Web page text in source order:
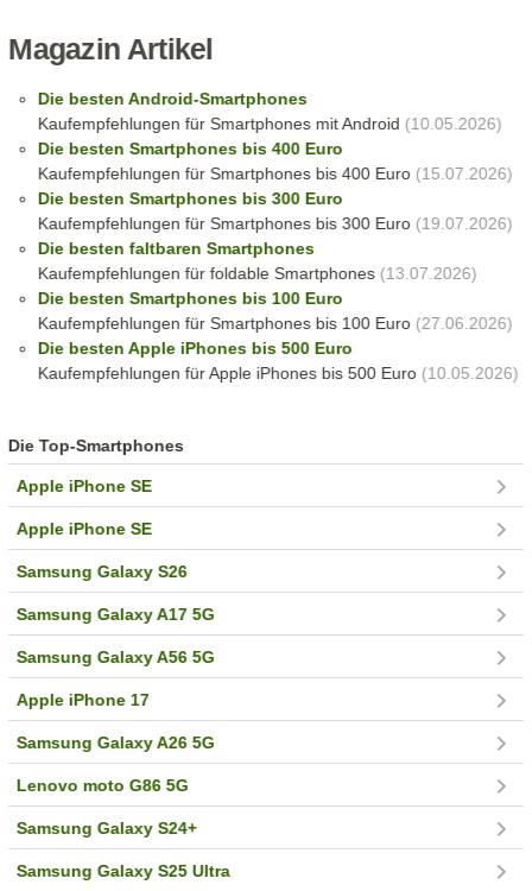
Magazin Artikel
Die besten Android-Smartphones
Kaufempfehlungen für Smartphones mit Android (10.05.2026)
Die besten Smartphones bis 400 Euro
Kaufempfehlungen für Smartphones bis 400 Euro(15.07.2026)
Die besten Smartphones bis 300 Euro
Kaufempfehlungen für Smartphones bis 300 Euro(19.07.2026)
Die besten faltbaren Smartphones
Kaufempfehlungen für foldable Smartphones(13.07.2026)
Die besten Smartphones bis 100 Euro
Kaufempfehlungen für Smartphones bis 100 Euro(27.06.2026)
Die besten Apple iPhones bis 500 Euro
Kaufempfehlungen für Apple iPhones bis 500 Euro(10.05.2026)
Die Top-Smartphones
Apple iPhone SE
Apple iPhone SE
Samsung Galaxy S26
Samsung Galaxy A17 5G
Samsung Galaxy A56 5G
Apple iPhone 17
Samsung Galaxy A26 5G
Lenovo moto G86 5G
Samsung Galaxy S24+
Samsung Galaxy S25 Ultra